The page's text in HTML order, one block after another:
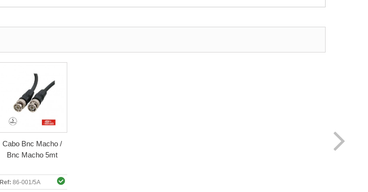
Cabo Bnc Macho /
Bnc Macho 5mt
Ref: 86-001/5A